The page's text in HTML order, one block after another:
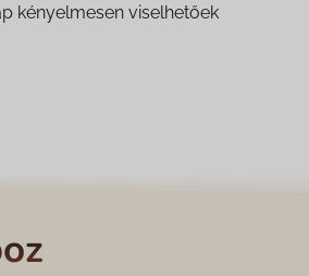
kényelmesen viselhetőek